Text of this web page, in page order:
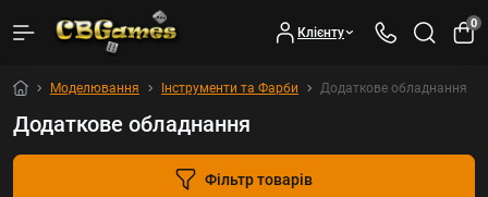
Клієнту
0
Моделювання Інструменти та Фарби Додаткове обладнання
Додаткове обладнання
Фільтр товарів